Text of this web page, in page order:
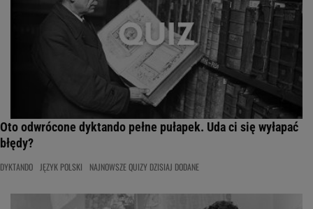
Oto odwrócone dyktando pełne pułapek. Uda ci się wyłapać
błędy?
DYKTANDO JĘZYK POLSKI NAJNOWSZE QUIZY DZISIAJ DODANE